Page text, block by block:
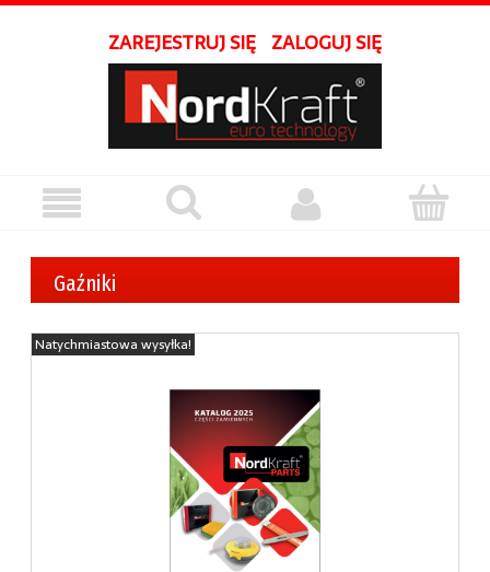
ZAREJESTRUJ SIĘ ZALOGUJ SIĘ
Gaźniki
Natychmiastowa wysyłka!